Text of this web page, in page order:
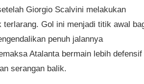
Giorgio Scalvini melakukan
terlarang. Gol ini menjadi titik awal
penuh jalannya
Atalanta bermain lebih defensif
serangan balik.